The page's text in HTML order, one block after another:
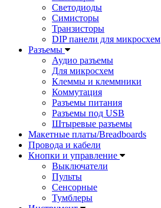
Светодиоды
Симисторы
Транзисторы
DIP панели для микросхем
Разъемы
Аудио разъемы
Для микросхем
Клеммы и клеммники
Коммутация
Разъемы питания
Разъемы под USB
Штыревые разъемы
Макетные платы/Breadboards
Провода и кабели
Кнопки и управление
Выключатели
Пульты
Сенсорные
Тумблеры